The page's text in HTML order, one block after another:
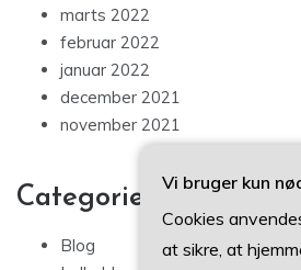
marts 2022
februar 2022
januar 2022
december 2021
november 2021
Categories
Blog
Vi bruger kun
Cookies
at sikre, at